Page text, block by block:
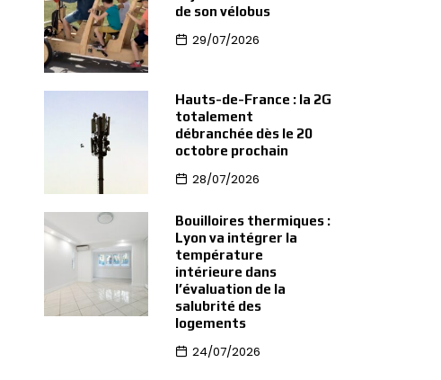
de son vélobus
29/07/2026
Hauts-de-France : la 2G
totalement
débranchée dès le 20
octobre prochain
28/07/2026
Bouilloires thermiques :
Lyon va intégrer la
température
intérieure dans
l’évaluation de la
salubrité des
logements
24/07/2026